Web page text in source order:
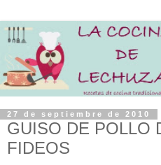
27 de septiembre de 2010
GUISO DE POLLO
FIDEOS